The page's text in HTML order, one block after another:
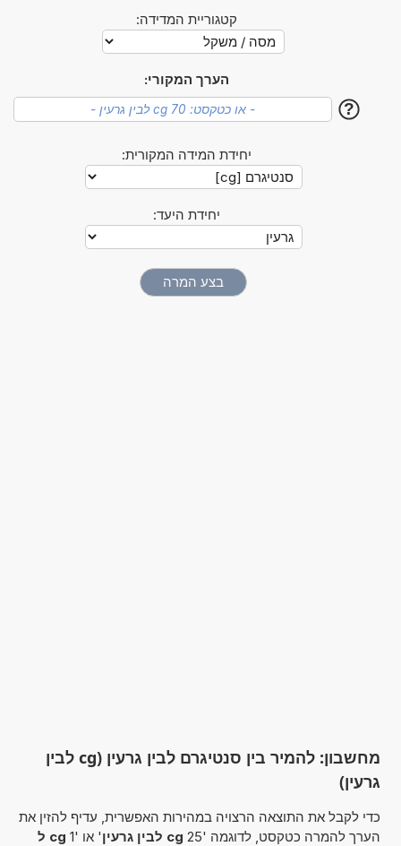
קטגוריית המדידה:
הערך המקורי:
?
יחידת המידה המקורית:
יחידת היעד:
מחשבון: להמיר בין סנטיגרם לבין גרעין (cg לבין
גרעין)
כדי לקבל את התוצאה הרצויה במהירות האפשרית, עדיף להזין את
הערך להמרה כטקסט, לדוגמה '25
cg לבין גרעין ' או '1
cg ל